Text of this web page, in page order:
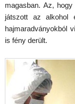
magasban. Az,
játszott az
hajmaradványokból
is fény derült.